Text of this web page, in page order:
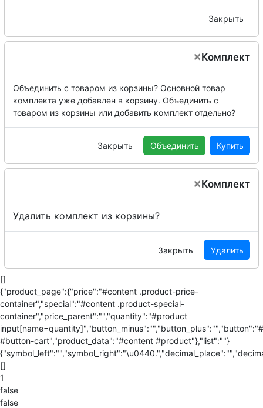
Закрыть
×Комплект
Объединить с товаром из корзины? Основной товар
комплекта уже добавлен в корзину. Объединить с
товаром из корзины или добавить комплект отдельно?
Закрыть Объединить Купить
×Комплект
Удалить комплект из корзины?
Закрыть Удалить
[]
{"product_page":{"price":"#content .product-price-
container","special":"#content .product-special-
container","price_parent":"","quantity":"#product
#button-cart","product_data":"#content #product"},"list":""}
[]
1
false
false